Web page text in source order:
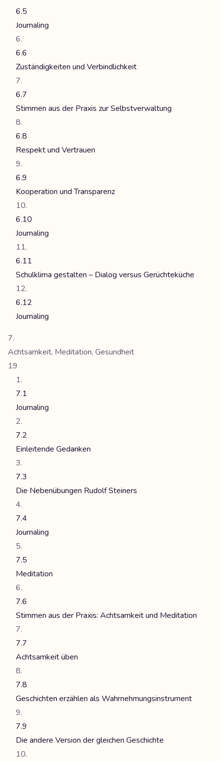
6.5
Journaling
6.6
Zuständigkeiten und Verbindlichkeit
6.7
Stimmen aus der Praxis zur Selbstverwaltung
6.8
Respekt und Vertrauen
6.9
Kooperation und Transparenz
6.10
Journaling
6.11
Schulklima gestalten – Dialog versus Gerüchteküche
6.12
Journaling
Achtsamkeit, Meditation, Gesundheit
19
7.1
Journaling
7.2
Einleitende Gedanken
7.3
Die Nebenübungen Rudolf Steiners
7.4
Journaling
7.5
Meditation
7.6
Stimmen aus der Praxis: Achtsamkeit und Meditation
7.7
Achtsamkeit üben
7.8
Geschichten erzählen als Wahrnehmungsinstrument
7.9
Die andere Version der gleichen Geschichte